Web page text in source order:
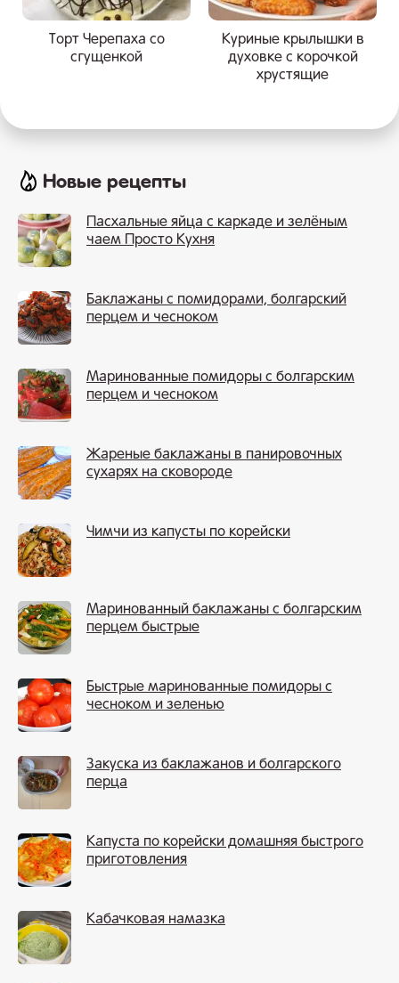
Торт Черепаха со
сгущенкой
Куриные крылышки в
духовке с корочкой
хрустящие
Новые рецепты
Пасхальные яйца с каркаде и зелёным
чаем Просто Кухня
Баклажаны с помидорами, болгарский
перцем и чесноком
Маринованные помидоры с болгарским
перцем и чесноком
Жареные баклажаны в панировочных
сухарях на сковороде
Чимчи из капусты по корейски
Маринованный баклажаны с болгарским
перцем быстрые
Быстрые маринованные помидоры с
чесноком и зеленью
Закуска из баклажанов и болгарского
перца
Капуста по корейски домашняя быстрого
приготовления
Кабачковая намазка